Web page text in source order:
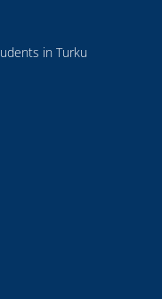
in Turku